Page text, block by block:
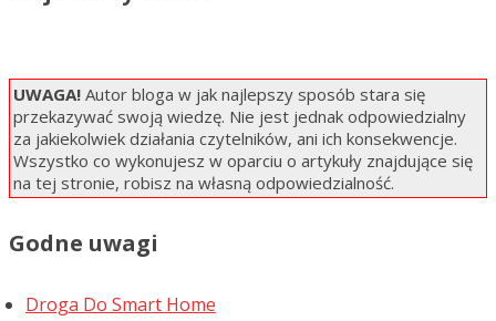
UWAGA! Autor bloga w jak najlepszy sposób stara się
przekazywać swoją wiedzę. Nie jest jednak odpowiedzialny
za jakiekolwiek działania czytelników, ani ich konsekwencje.
Wszystko co wykonujesz w oparciu o artykuły znajdujące się
na tej stronie, robisz na własną odpowiedzialność.
Godne uwagi
Droga Do Smart Home